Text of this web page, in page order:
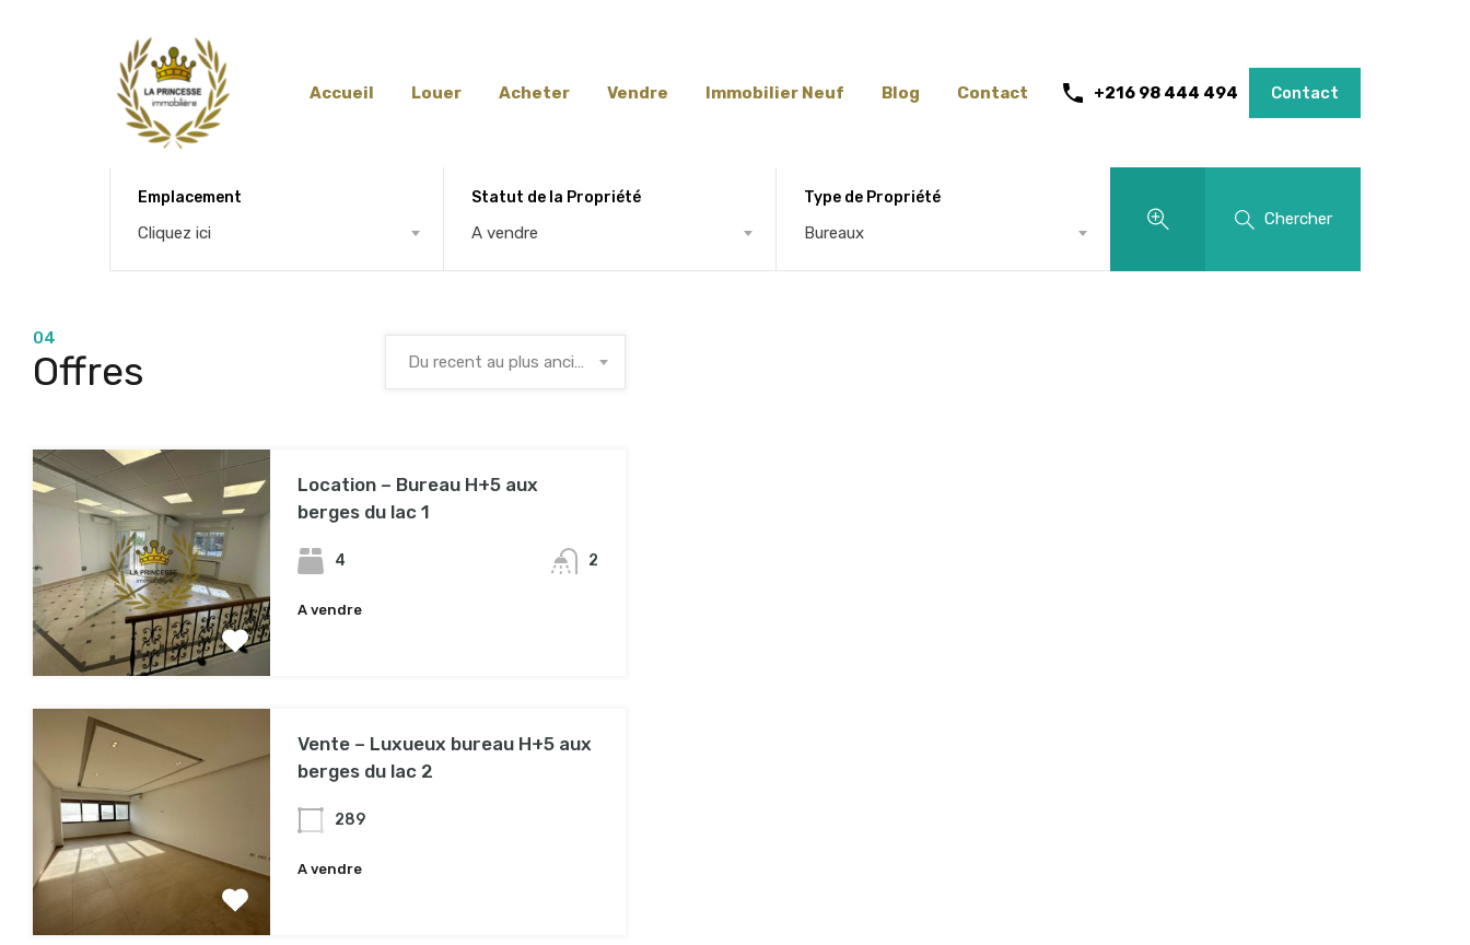
Accueil Louer Acheter Vendre Immobilier Neuf Blog Contact +216 98 444 494 Contact
Emplacement
Cliquez ici
Statut de la Propriété
A vendre
Type de Propriété
Bureaux
Chercher
04
Offres Du recent au plus ancien
Location – Bureau H+5 aux
berges du lac 1
4 2
A vendre
Vente – Luxueux bureau H+5 aux
berges du lac 2
289
A vendre